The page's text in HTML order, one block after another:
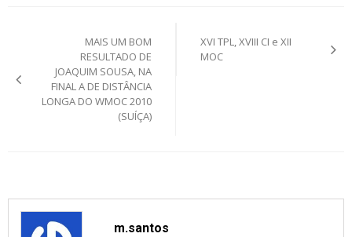
navigation
MAIS UM BOM
RESULTADO DE
JOAQUIM SOUSA, NA
FINAL A DE DISTÂNCIA
LONGA DO WMOC 2010
(SUÍÇA)
XVI TPL, XVIII CI e XII
MOC
m.santos